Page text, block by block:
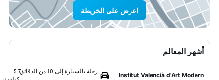
اعرض على الخريطة
أشهر المعالم
Institut Valencià d'Art Modern
رحلة بالسيارة إلى 10 من الدقائق
5.7